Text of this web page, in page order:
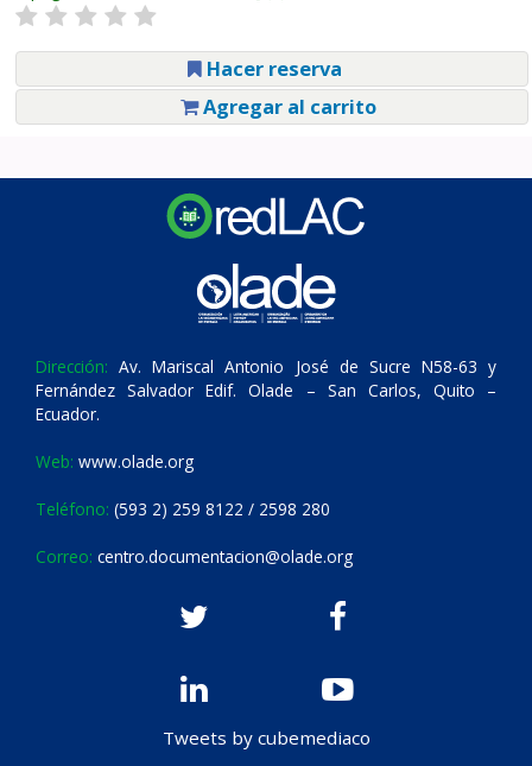
Hacer reserva
Agregar al carrito
Dirección: Av. Mariscal Antonio José de Sucre N58-63 y
Fernández Salvador Edif. Olade – San Carlos, Quito –
Ecuador.
Web: www.olade.org
Teléfono: (593 2) 259 8122 / 2598 280
Correo: centro.documentacion@olade.org
Tweets by cubemediaco